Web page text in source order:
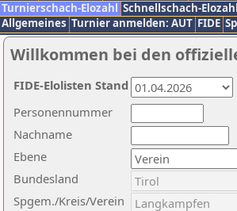
Turnierschach-Elozahl Schnellschach-Elozahl
Allgemeines Turnier anmelden: AUT FIDE
Willkommen bei den
Nachname
Ebene
Personennummer
Bundesland
Spgem./Kreis/Verein
FIDE-Elolisten Stand